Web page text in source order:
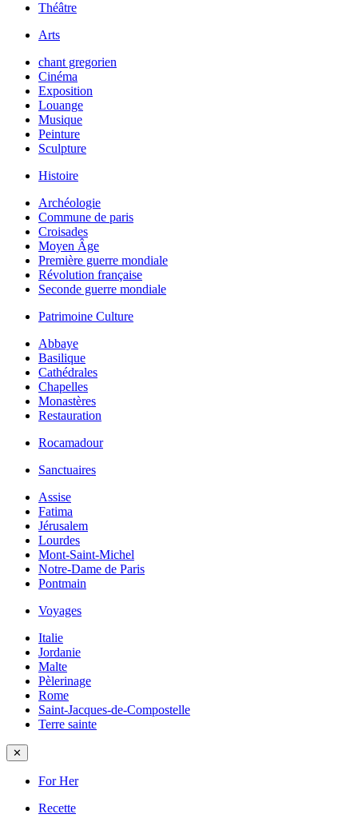
Théâtre
Arts
chant gregorien
Cinéma
Exposition
Louange
Musique
Peinture
Sculpture
Histoire
Archéologie
Commune de paris
Croisades
Moyen Âge
Première guerre mondiale
Révolution française
Seconde guerre mondiale
Patrimoine Culture
Abbaye
Basilique
Cathédrales
Chapelles
Monastères
Restauration
Rocamadour
Sanctuaires
Assise
Fatima
Jérusalem
Lourdes
Mont-Saint-Michel
Notre-Dame de Paris
Pontmain
Voyages
Italie
Jordanie
Malte
Pèlerinage
Rome
Saint-Jacques-de-Compostelle
Terre sainte
✕
For Her
Recette